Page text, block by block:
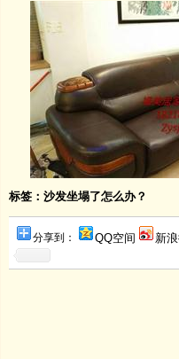
标签：沙发坐塌了怎么办？
分享到： QQ空间 新